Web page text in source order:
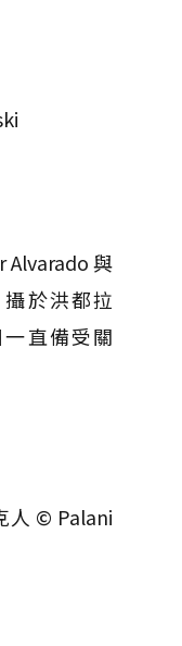
Alvarado 與
於洪都拉
直備受關
人 © Palani